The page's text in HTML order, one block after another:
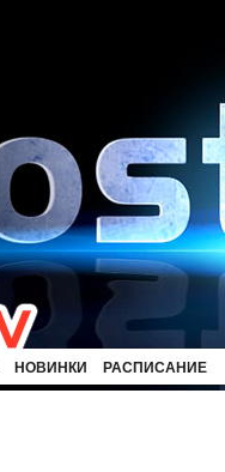
НОВИНКИ РАСПИСАНИЕ